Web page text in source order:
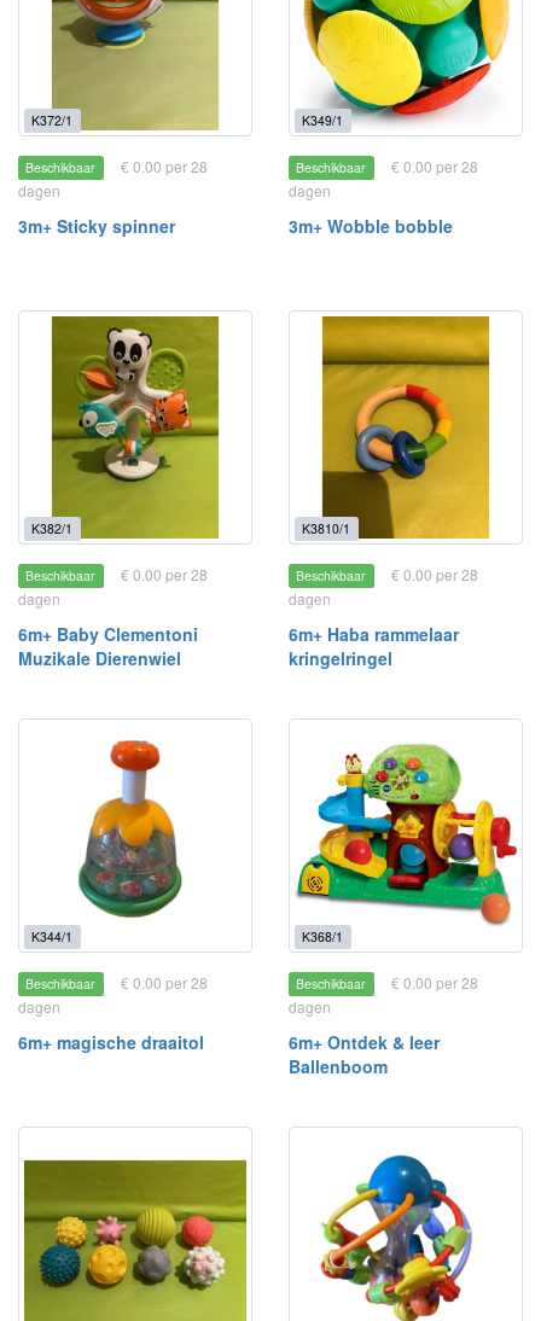
K372/1
Beschikbaar
€ 0.00 per 28
dagen
3m+ Sticky spinner
K349/1
Beschikbaar
€ 0.00 per 28
dagen
3m+ Wobble bobble
K382/1
Beschikbaar
€ 0.00 per 28
dagen
6m+ Baby Clementoni
Muzikale Dierenwiel
K3810/1
Beschikbaar
€ 0.00 per 28
dagen
6m+ Haba rammelaar
kringelringel
K344/1
Beschikbaar
€ 0.00 per 28
dagen
6m+ magische draaitol
K368/1
Beschikbaar
€ 0.00 per 28
dagen
6m+ Ontdek & leer
Ballenboom